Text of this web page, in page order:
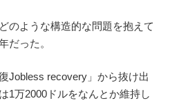
のような構造的な問題を抱えて
だった。
Jobless recovery」から抜け出
1万2000ドルをなんとか維持し